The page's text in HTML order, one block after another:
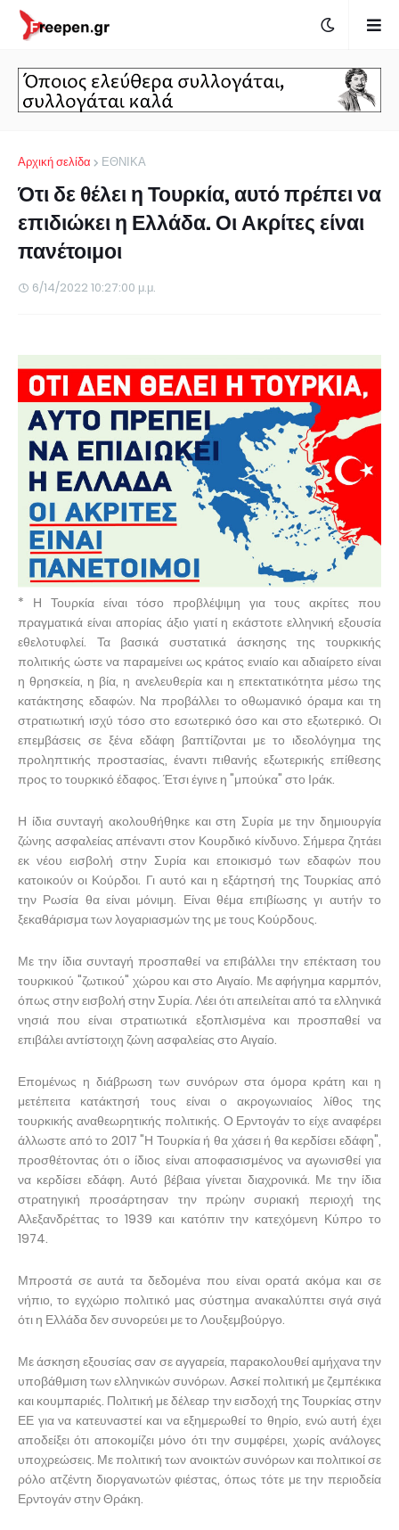
Αρχική σελίδα ΕΘΝΙΚΑ
Ότι δε θέλει η Τουρκία, αυτό πρέπει να
επιδιώκει η Ελλάδα. Οι Ακρίτες είναι
πανέτοιμοι
6/14/2022 10:27:00 μ.μ.
* Η Τουρκία είναι τόσο προβλέψιμη για τους ακρίτες που
πραγματικά είναι απορίας άξιο γιατί η εκάστοτε ελληνική εξουσία
εθελοτυφλεί. Τα βασικά συστατικά άσκησης της τουρκικής
πολιτικής ώστε να παραμείνει ως κράτος ενιαίο και αδιαίρετο είναι
η θρησκεία, η βία, η ανελευθερία και η επεκτατικότητα μέσω της
κατάκτησης εδαφών. Να προβάλλει το οθωμανικό όραμα και τη
στρατιωτική ισχύ τόσο στο εσωτερικό όσο και στο εξωτερικό. Οι
επεμβάσεις σε ξένα εδάφη βαπτίζονται με το ιδεολόγημα της
προληπτικής προστασίας, έναντι πιθανής εξωτερικής επίθεσης
προς το τουρκικό έδαφος. Έτσι έγινε η "μπούκα" στο Ιράκ.
Η ίδια συνταγή ακολουθήθηκε και στη Συρία με την δημιουργία
ζώνης ασφαλείας απέναντι στον Κουρδικό κίνδυνο. Σήμερα ζητάει
εκ νέου εισβολή στην Συρία και εποικισμό των εδαφών που
κατοικούν οι Κούρδοι. Γι αυτό και η εξάρτησή της Τουρκίας από
την Ρωσία θα είναι μόνιμη. Είναι θέμα επιβίωσης γι αυτήν το
ξεκαθάρισμα των λογαριασμών της με τους Κούρδους.
Με την ίδια συνταγή προσπαθεί να επιβάλλει την επέκταση του
τουρκικού "ζωτικού" χώρου και στο Αιγαίο. Με αφήγημα καρμπόν,
όπως στην εισβολή στην Συρία. Λέει ότι απειλείται από τα ελληνικά
νησιά που είναι στρατιωτικά εξοπλισμένα και προσπαθεί να
επιβάλει αντίστοιχη ζώνη ασφαλείας στο Αιγαίο.
Επομένως η διάβρωση των συνόρων στα όμορα κράτη και η
μετέπειτα κατάκτησή τους είναι ο ακρογωνιαίος λίθος της
τουρκικής αναθεωρητικής πολιτικής. Ο Ερντογάν το είχε αναφέρει
άλλωστε από το 2017 "Η Τουρκία ή θα χάσει ή θα κερδίσει εδάφη",
προσθέτοντας ότι ο ίδιος είναι αποφασισμένος να αγωνισθεί για
να κερδίσει εδάφη. Αυτό βέβαια γίνεται διαχρονικά. Με την ίδια
στρατηγική προσάρτησαν την πρώην συριακή περιοχή της
Αλεξανδρέττας το 1939 και κατόπιν την κατεχόμενη Κύπρο το
1974.
Μπροστά σε αυτά τα δεδομένα που είναι ορατά ακόμα και σε
νήπιο, το εγχώριο πολιτικό μας σύστημα ανακαλύπτει σιγά σιγά
ότι η Ελλάδα δεν συνορεύει με το Λουξεμβούργο.
Με άσκηση εξουσίας σαν σε αγγαρεία, παρακολουθεί αμήχανα την
υποβάθμιση των ελληνικών συνόρων. Ασκεί πολιτική με ζεμπέκικα
και κουμπαριές. Πολιτική με δέλεαρ την εισδοχή της Τουρκίας στην
ΕΕ για να κατευναστεί και να εξημερωθεί το θηρίο, ενώ αυτή έχει
αποδείξει ότι αποκομίζει μόνο ότι την συμφέρει, χωρίς ανάλογες
υποχρεώσεις. Με πολιτική των ανοικτών συνόρων και πολιτικοί σε
ρόλο ατζέντη διοργανωτών φιέστας, όπως τότε με την περιοδεία
Ερντογάν στην Θράκη.